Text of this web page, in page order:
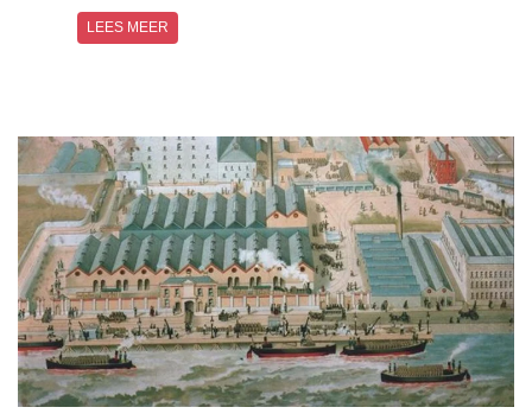
LEES MEER